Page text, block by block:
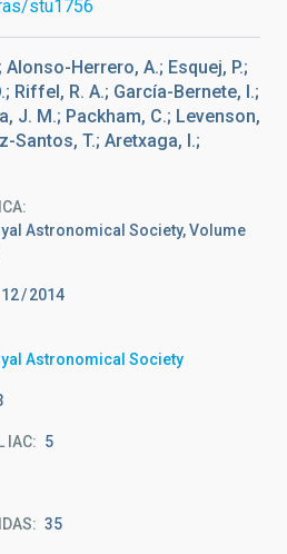
stu1756
Herrero, A.; Esquej, P.;
Riffel, R. A.; García-Bernete, I.;
J. M.; Packham, C.; Levenson,
Santos, T.; Aretxaga, I.;
Astronomical Society, Volume
12 2014
Astronomical Society
IAC 5
35